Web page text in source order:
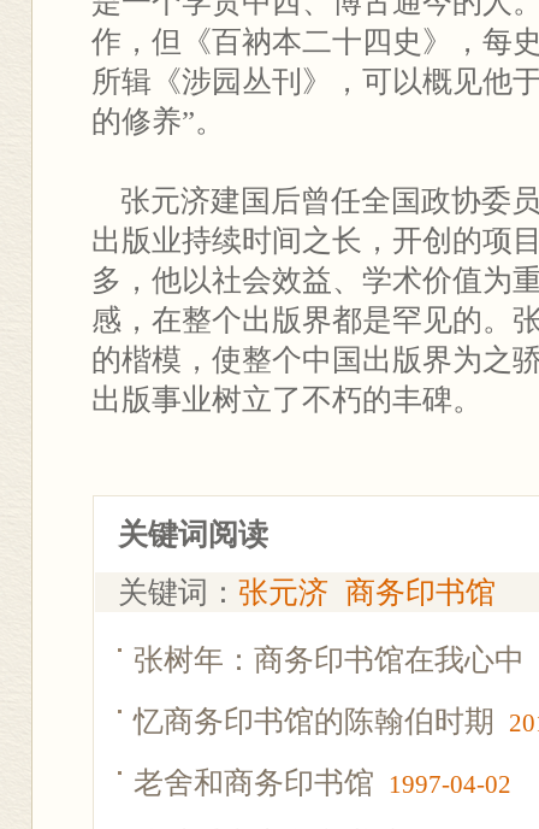
作，但《百衲本二十四史》，每
所辑《涉园丛刊》，可以概见他
的修养”。
张元济建国后曾任全国政协委
出版业持续时间之长，开创的项
多，他以社会效益、学术价值为
感，在整个出版界都是罕见的。
的楷模，使整个中国出版界为之
出版事业树立了不朽的丰碑。
关键词阅读
关键词： 张元济 商务印书馆
张树年：商务印书馆在我心中
忆商务印书馆的陈翰伯时期
老舍和商务印书馆 1997-04-02